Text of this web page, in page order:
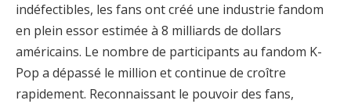
indéfectibles, les fans ont créé une industrie fandom
en plein essor estimée à 8 milliards de dollars
américains. Le nombre de participants au fandom K-
Pop a dépassé le million et continue de croître
rapidement. Reconnaissant le pouvoir des fans,